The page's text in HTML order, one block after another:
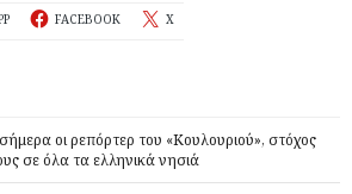
FACEBOOK X
οι ρεπόρτερ του «Κουλουριού», στόχος
σε όλα τα ελληνικά νησιά